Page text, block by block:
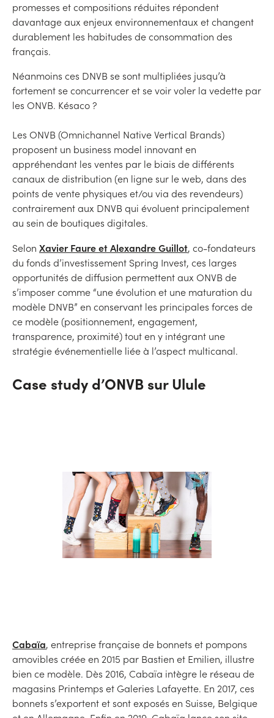
promesses et compositions réduites répondent
davantage aux enjeux environnementaux et changent
durablement les habitudes de consommation des
français.
Néanmoins ces DNVB se sont multipliées jusqu’à
fortement se concurrencer et se voir voler la vedette par
les ONVB. Késaco ?
Les ONVB (Omnichannel Native Vertical Brands)
proposent un business model innovant en
appréhendant les ventes par le biais de différents
canaux de distribution (en ligne sur le web, dans des
points de vente physiques et/ou via des revendeurs)
contrairement aux DNVB qui évoluent principalement
au sein de boutiques digitales.
Selon Xavier Faure et Alexandre Guillot, co-fondateurs
du fonds d’investissement Spring Invest, ces larges
opportunités de diffusion permettent aux ONVB de
s’imposer comme “une évolution et une maturation du
modèle DNVB” en conservant les principales forces de
ce modèle (positionnement, engagement,
transparence, proximité) tout en y intégrant une
stratégie événementielle liée à l’aspect multicanal.
Case study d’ONVB sur Ulule
Cabaïa, entreprise française de bonnets et pompons
amovibles créée en 2015 par Bastien et Emilien, illustre
bien ce modèle. Dès 2016, Cabaïa intègre le réseau de
magasins Printemps et Galeries Lafayette. En 2017, ces
bonnets s’exportent et sont exposés en Suisse, Belgique